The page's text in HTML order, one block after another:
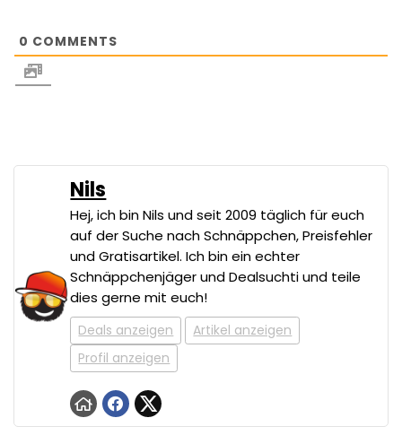
0 COMMENTS
Nils
Hej, ich bin Nils und seit 2009 täglich für euch
auf der Suche nach Schnäppchen, Preisfehler
und Gratisartikel. Ich bin ein echter
Schnäppchenjäger und Dealsuchti und teile
dies gerne mit euch!
Deals anzeigen
Artikel anzeigen
Profil anzeigen